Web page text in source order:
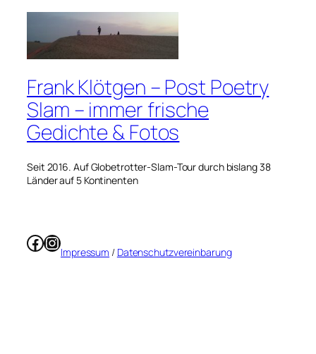
Frank Klötgen – Post Poetry
Slam – immer frische
Gedichte & Fotos
Seit 2016. Auf Globetrotter-Slam-Tour durch bislang 38
Länder auf 5 Kontinenten
Facebook
Instagram
Impressum / Datenschutzvereinbarung